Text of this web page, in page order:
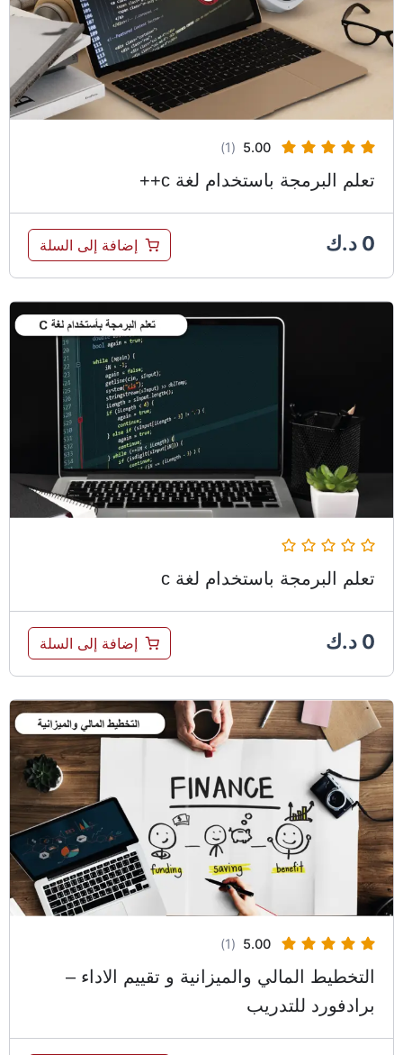
5.00
(1)
تعلم البرمجة باستخدام لغة c++
0 د.ك إضافة إلى السلة
تعلم البرمجة باستخدام لغة c
0 د.ك إضافة إلى السلة
5.00
(1)
التخطيط المالي والميزانية و تقييم الاداء –
برادفورد للتدريب